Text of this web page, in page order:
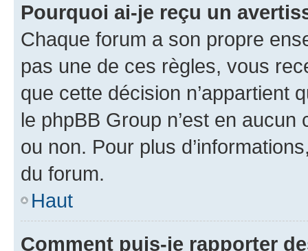
Pourquoi ai-je reçu un
Chaque forum a son propre
pas une de ces règles, vous
que cette décision n’appartient
le phpBB Group n’est en
ou non. Pour plus
du forum.
Haut
Comment puis-je rapporter